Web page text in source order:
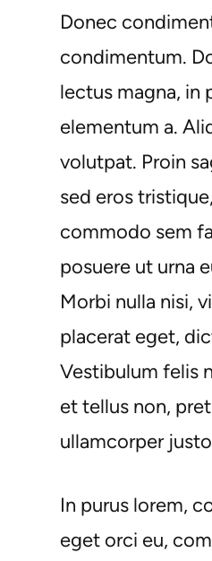
Donec
condimentum.
lectus magna, in
elementum a.
volutpat. Proin
sed eros
commodo sem
posuere ut urna
Morbi nulla nisi,
placerat eget,
Vestibulum felis
et tellus non,
ullamcorper
In purus lorem,
eget orci eu,